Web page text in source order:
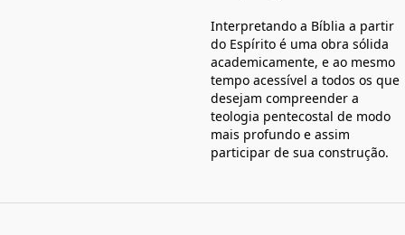
Interpretando a Bíblia a partir
do Espírito é uma obra sólida
academicamente, e ao mesmo
tempo acessível a todos os que
desejam compreender a
teologia pentecostal de modo
mais profundo e assim
participar de sua construção.